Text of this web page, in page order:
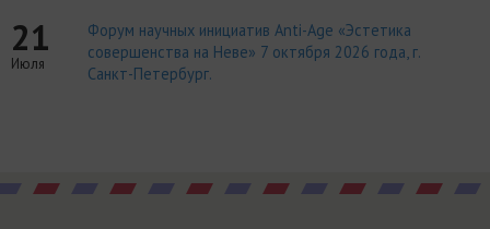
21
Июля
Форум научных инициатив Anti-Age «Эстетика
совершенства на Неве» 7 октября 2026 года, г.
Санкт-Петербург.